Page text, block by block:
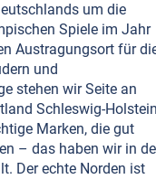
um die
Spiele im Jahr
Austragungsort für
und
stehen wir Seite an
Schleswig-Holstein
Marken, die gut
– das haben wir in
Der echte Norden ist